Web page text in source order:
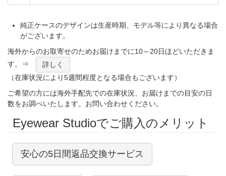
純正ケースのデザインは生産時期、モデル等により異なる場合
がございます。
海外からのお取寄せのためお届けまでに10～20日ほどいただきま
す。⇒
詳しく
（在庫状況により5週間程度となる場合もございます）
ご希望の方には海外手配先での在庫状況、お届けまでの目安の日
数をお調べいたします。お問い合わせください。
Eyewear Studioでご購入のメリット
安心の5日間返品交換サービス